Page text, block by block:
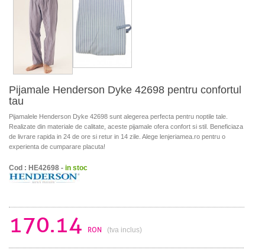
Pijamale Henderson Dyke 42698 pentru confortul
tau
Pijamalele Henderson Dyke 42698 sunt alegerea perfecta pentru noptile tale.
Realizate din materiale de calitate, aceste pijamale ofera confort si stil. Beneficiaza
de livrare rapida in 24 de ore si retur in 14 zile. Alege lenjeriamea.ro pentru o
experienta de cumparare placuta!
Cod : HE42698 - in stoc
170.14 RON (tva inclus)